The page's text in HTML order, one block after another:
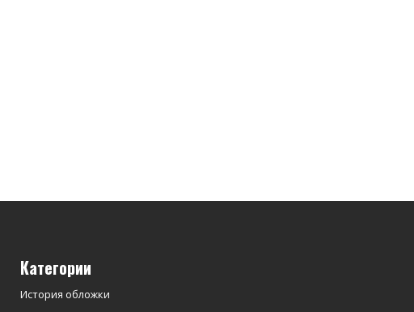
Категории
История обложки